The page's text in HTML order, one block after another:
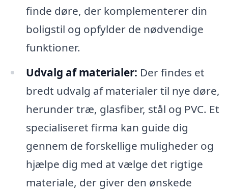
finde døre, der komplementerer din
boligstil og opfylder de nødvendige
funktioner.
Udvalg af materialer: Der findes et
bredt udvalg af materialer til nye døre,
herunder træ, glasfiber, stål og PVC. Et
specialiseret firma kan guide dig
gennem de forskellige muligheder og
hjælpe dig med at vælge det rigtige
materiale, der giver den ønskede